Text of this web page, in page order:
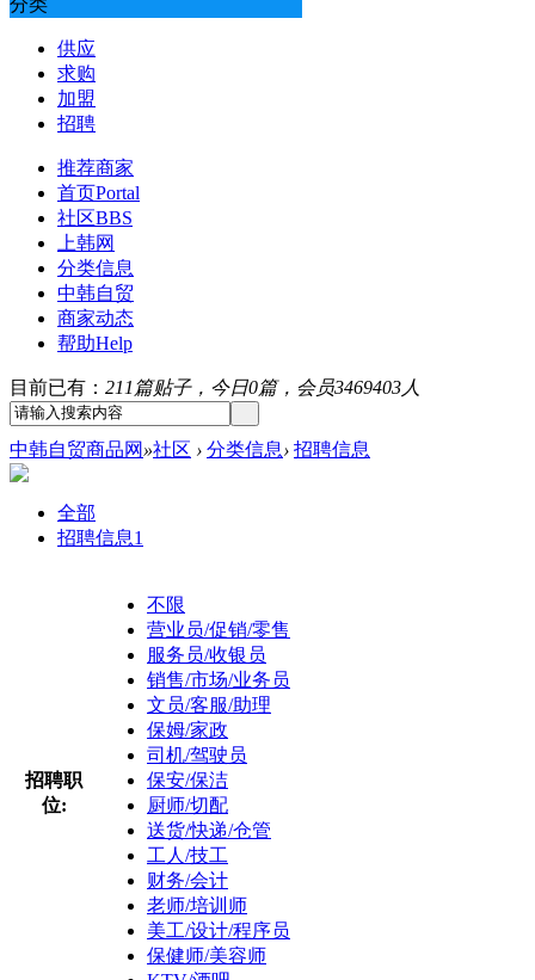
供应
求购
加盟
招聘
推荐商家
首页Portal
社区BBS
上韩网
分类信息
中韩自贸
商家动态
帮助Help
目前已有： 211篇贴子，今日0篇，会员3469403人
中韩自贸商品网 »社区 › 分类信息› 招聘信息
全部
招聘信息1
招聘职
位:
不限
营业员/促销/零售
服务员/收银员
销售/市场/业务员
文员/客服/助理
保姆/家政
司机/驾驶员
保安/保洁
厨师/切配
送货/快递/仓管
工人/技工
财务/会计
老师/培训师
美工/设计/程序员
保健师/美容师